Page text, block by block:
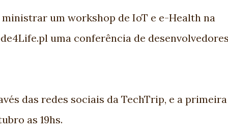
ministrar um workshop de IoT e e-Health na
uma conferência de
das redes sociais da TechTrip, e a primeira
as 19hs.